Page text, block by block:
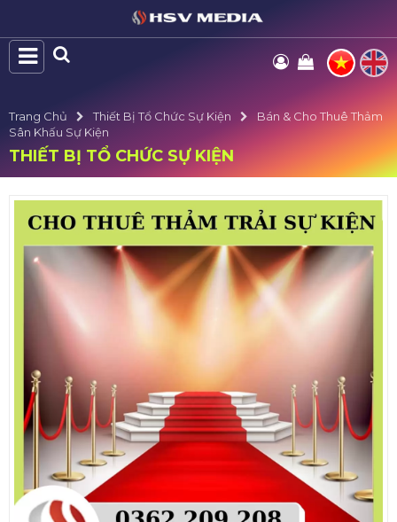
Trang Chủ Thiết Bị Tổ Chức Sự Kiện
Bán & Cho Thuê Thảm
Sân Khấu Sự Kiện
THIẾT BỊ TỔ CHỨC SỰ KIỆN